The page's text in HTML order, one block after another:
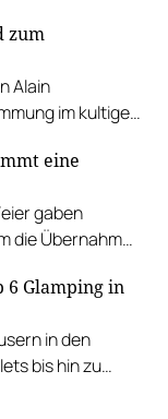
zum
Alain
im kultigen
eine
gaben
die Übernahme
Glamping in
in den
bis hin zu